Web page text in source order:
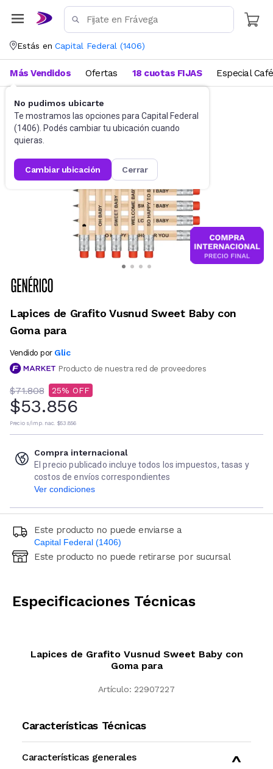
Estás en Capital Federal (1406)
No pudimos ubicarte
Te mostramos las opciones para Capital Federal
(1406). Podés cambiar tu ubicación cuando
quieras.
cambiar ubicación cerrar
Más Vendidos Ofertas 18 cuotas FIJAS Especial Café
Artículos de Librería y Papelería
Lapices de Grafito Vusnud Sweet Baby con
Goma para
Vendido por Glic
Producto de nuestra red de proveedores
$71.808 25
$53.856
Precio s/imp. nac. $53.856
Compra internacional
El precio publicado incluye todos los impuestos, tasas y
costos de envíos correspondientes
Ver condiciones
Este producto no puede enviarse a
Capital Federal (1406)
Ingresá código postal (sólo números)
Este producto no puede retirarse por sucursal
Especificaciones Técnicas
Lapices de Grafito Vusnud Sweet Baby con
Goma para
Artículo: 22907227
Características Técnicas
Características generales